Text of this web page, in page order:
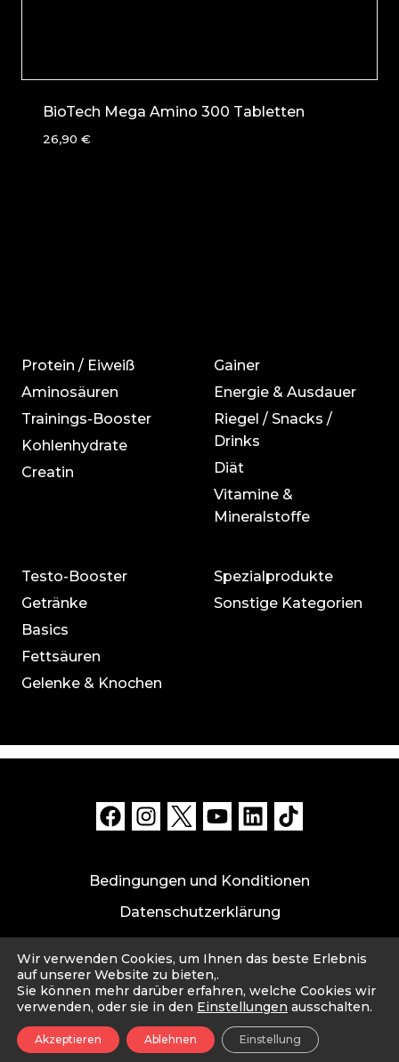
BioTech Mega Amino 300 Tabletten
26,90 €
Protein / Eiweiß
Aminosäuren
Trainings-Booster
Kohlenhydrate
Creatin
Gainer
Energie & Ausdauer
Riegel / Snacks /
Drinks
Diät
Vitamine &
Mineralstoffe
Testo-Booster
Getränke
Basics
Fettsäuren
Gelenke & Knochen
Spezialprodukte
Sonstige Kategorien
Bedingungen und Konditionen
Datenschutzerklärung
Datensicherheit und Haftungsausschluss
Impressum
Wir verwenden Cookies, um Ihnen das beste Erlebnis
auf unserer Website zu bieten,.
Sie können mehr darüber erfahren, welche Cookies wir
verwenden, oder sie in den Einstellungen ausschalten.
Akzeptieren Ablehnen Einstellung